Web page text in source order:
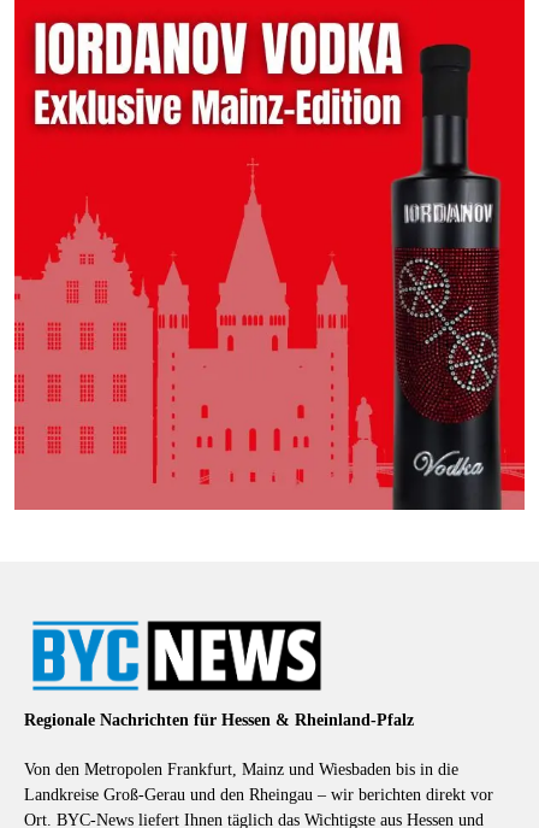
Regionale Nachrichten für Hessen & Rheinland-Pfalz
Von den Metropolen Frankfurt, Mainz und Wiesbaden bis in die
Landkreise Groß-Gerau und den Rheingau – wir berichten direkt vor
Ort. BYC-News liefert Ihnen täglich das Wichtigste aus Hessen und